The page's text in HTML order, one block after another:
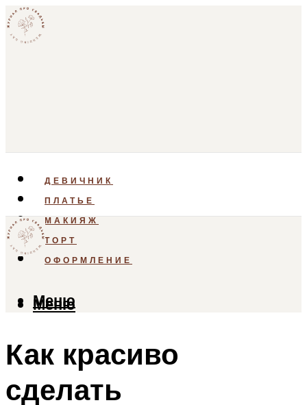
ДЕВИЧНИК
ПЛАТЬЕ
МАКИЯЖ
ТОРТ
ОФОРМЛЕНИЕ
Меню
Меню
Как красиво
сделать